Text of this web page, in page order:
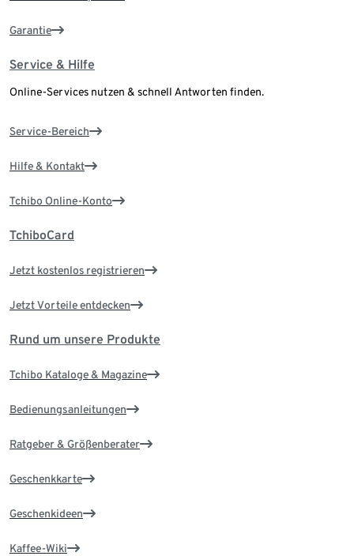
Garantie
Service & Hilfe
Online-Services nutzen & schnell Antworten finden.
Service-Bereich
Hilfe & Kontakt
Tchibo Online-Konto
TchiboCard
Jetzt kostenlos registrieren
Jetzt Vorteile entdecken
Rund um unsere Produkte
Tchibo Kataloge & Magazine
Bedienungsanleitungen
Ratgeber & Größenberater
Geschenkkarte
Geschenkideen
Kaffee-Wiki